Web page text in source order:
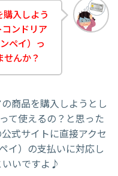
購入しよう
ンドリア
ペイ）っ
んか？
商品を購入しようとし
て使えるの？と思った
式サイトに直接アクセ
イ）の支払いに対応し
いいですよ♪